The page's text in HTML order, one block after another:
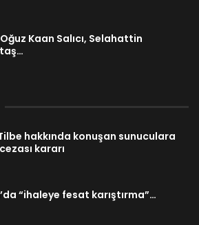
Oğuz Kaan Salıcı, Selahattin
Tilbe hakkında konuşan sunuculara
kararı
“ihaleye fesat karıştırma”…